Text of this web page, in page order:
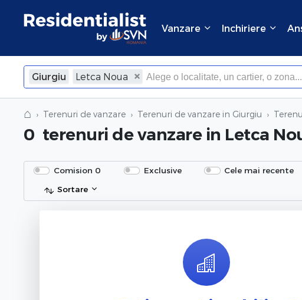
Vanzare Inchiriere
Giurgiu Letca Noua
×Inchide
⌂ Terenuri de vanzare Terenuri de vanzare in Giurgiu
0 terenuri de vanzare in Letca
Comision 0 Exclusive Cele mai recente
Sortare